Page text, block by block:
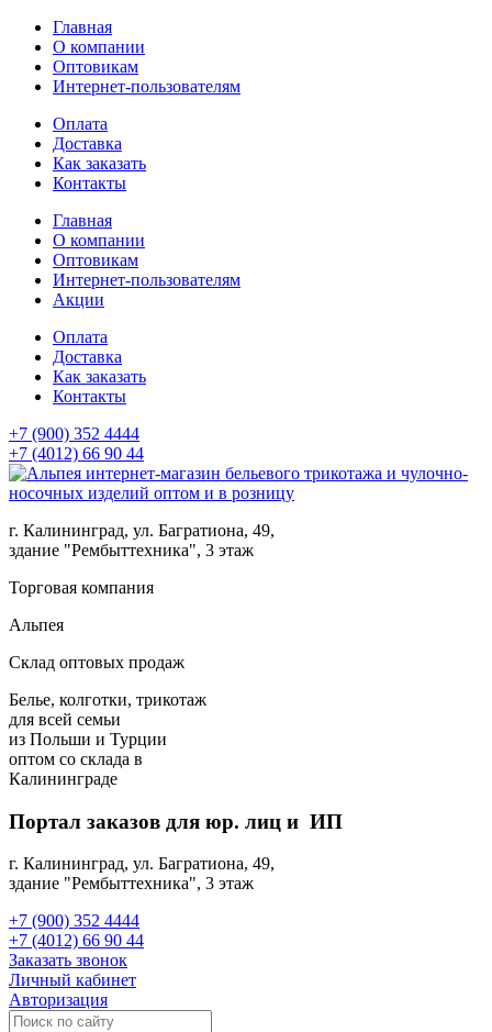
Главная
О компании
Оптовикам
Интернет-пользователям
Оплата
Доставка
Как заказать
Контакты
Главная
О компании
Оптовикам
Интернет-пользователям
Акции
Оплата
Доставка
Как заказать
Контакты
+7 (900) 352 4444
+7 (4012) 66 90 44
г. Калининград, ул. Багратиона, 49,
здание "Рембыттехника", 3 этаж
Торговая компания
Альпея
Склад оптовых продаж
Белье, колготки, трикотаж
для всей семьи
из Польши и Турции
оптом со склада в
Калининграде
Портал заказов для юр. лиц и ИП
г. Калининград, ул. Багратиона, 49,
здание "Рембыттехника", 3 этаж
+7 (900) 352 4444
+7 (4012) 66 90 44
Заказать звонок
Личный кабинет
Авторизация